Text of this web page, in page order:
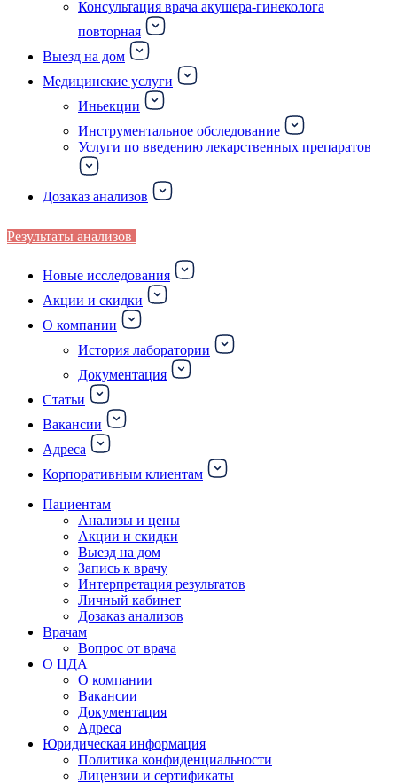
Консультация врача акушера-гинеколога
повторная
Выезд на дом
Медицинские услуги
Иньекции
Инструментальное обследование
Услуги по введению лекарственных препаратов
Дозаказ анализов
Результаты анализов
Новые исследования
Акции и скидки
О компании
История лаборатории
Документация
Статьи
Вакансии
Адреса
Корпоративным клиентам
Пациентам
Анализы и цены
Акции и скидки
Выезд на дом
Запись к врачу
Интерпретация результатов
Личный кабинет
Дозаказ анализов
Врачам
Вопрос от врача
О ЦДА
О компании
Вакансии
Документация
Адреса
Юридическая информация
Политика конфиденциальности
Лицензии и сертификаты